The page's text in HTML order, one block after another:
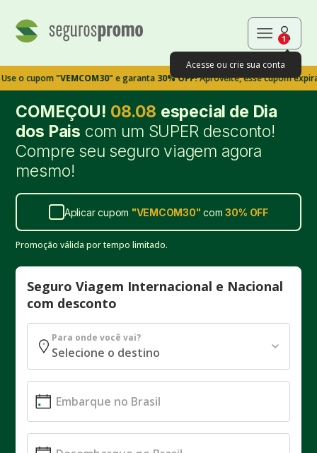
1
Acesse ou crie sua conta
"VEMCOM30"e garanta30% OFF!Aproveite, esse cupom expira em
COMEÇOU! 08.08 especial de Dia
dos Pais com um SUPER desconto!
Compre seu seguro viagem agora
mesmo!
Aplicar cupom "VEMCOM30" com30% OFF
Promoção válida por tempo limitado.
Seguro Viagem Internacional e Nacional
com desconto
Para onde você vai?